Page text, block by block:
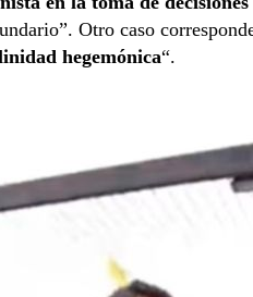
Otro caso
hegemónica“.